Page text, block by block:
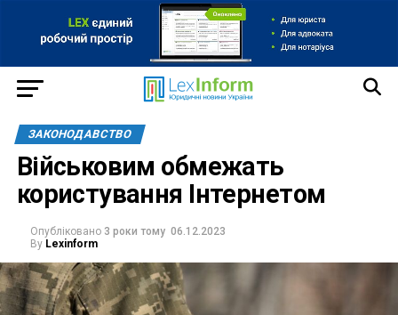
ЗАКОНОДАВСТВО
Військовим обмежать
користування Інтернетом
Опубліковано 3 роки тому 06.12.2023
By Lexinform